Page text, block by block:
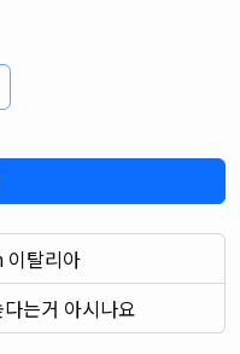
이탈리아
는거 아시나요